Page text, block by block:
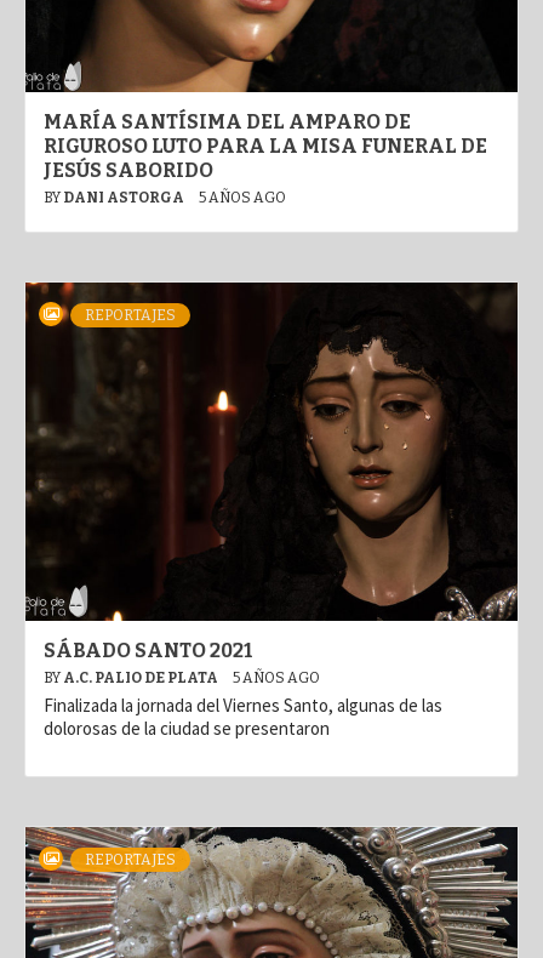
MARÍA SANTÍSIMA DEL AMPARO DE
RIGUROSO LUTO PARA LA MISA FUNERAL DE
JESÚS SABORIDO
BY DANI ASTORGA 5 AÑOS AGO
REPORTAJES
SÁBADO SANTO 2021
BY A.C. PALIO DE PLATA 5 AÑOS AGO
Finalizada la jornada del Viernes Santo, algunas de las
dolorosas de la ciudad se presentaron
REPORTAJES